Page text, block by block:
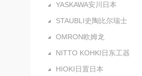
YASKAWA安川日本
STAUBLI史陶比尔瑞士
OMRON欧姆龙
NITTO KOHKI日东工器
HIOKI日置日本